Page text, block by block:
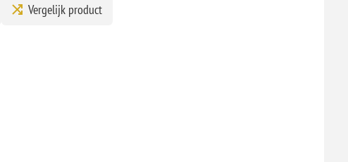
Vergelijk product